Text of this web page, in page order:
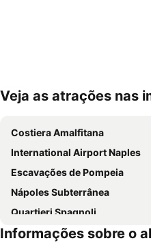
Ampliar mapa
Veja as atrações nas
Costiera Amalfitana
International Airport Naples
Escavações de Pompeia
Nápoles Subterrânea
Quartieri Spagnoli
Porto di Sorrento
Informações sobre o